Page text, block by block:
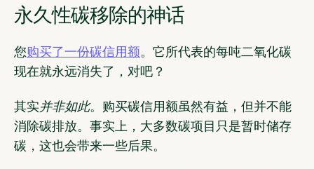
永久性碳移除的神话
您购买了一份碳信用额。它所代表的每吨二氧化碳
现在就永远消失了，对吧？
其实并非如此。购买碳信用额虽然有益，但并不能
消除碳排放。事实上，大多数碳项目只是暂时储存
碳，这也会带来一些后果。